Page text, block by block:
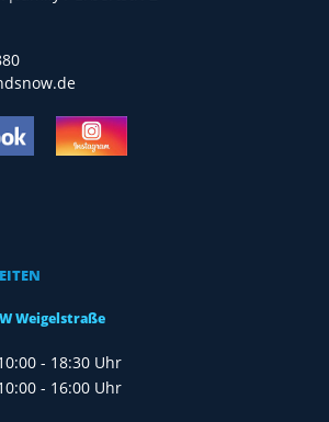
(z. B. Einstellungen vornehmen) nicht selbst
Weigelstraße
- 18:30 Uhr
- 16:00 Uhr